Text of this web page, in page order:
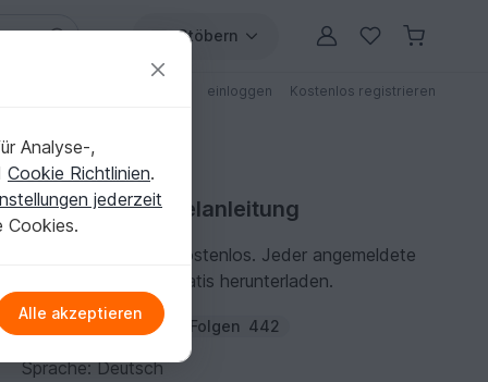
Stöbern
einloggen Kostenlos registrieren
Kostenlose Häkelanleitung
Diese Anleitung ist kostenlos. Jeder angemeldete
Benutzer kann sie gratis herunterladen.
Autor:tanja-krebs Folgen 442
Sprache: Deutsch
Analyse-,
Cookie Richtlinien.
jederzeit
Cookies.
Alle akzeptieren